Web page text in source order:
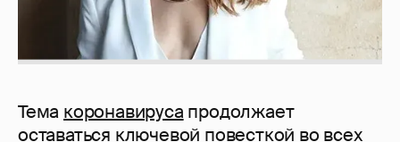
Тема коронавируса продолжает
оставаться ключевой повесткой во всех